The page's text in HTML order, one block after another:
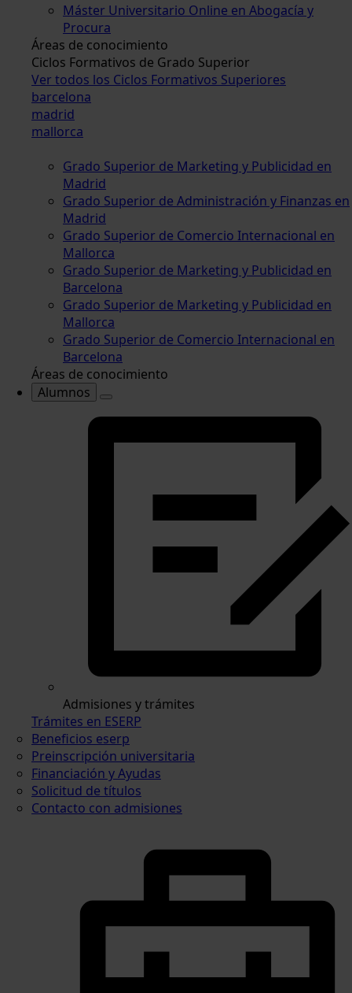
Máster Universitario Online en Abogacía y
Procura
Áreas de conocimiento
Ciclos Formativos de Grado Superior
Ver todos los Ciclos Formativos Superiores
barcelona
madrid
mallorca
Grado Superior de Marketing y Publicidad en
Madrid
Grado Superior de Administración y Finanzas en
Madrid
Grado Superior de Comercio Internacional en
Mallorca
Grado Superior de Marketing y Publicidad en
Barcelona
Grado Superior de Marketing y Publicidad en
Mallorca
Grado Superior de Comercio Internacional en
Barcelona
Áreas de conocimiento
Alumnos
Admisiones y trámites
Trámites en ESERP
Beneficios eserp
Preinscripción universitaria
Financiación y Ayudas
Solicitud de títulos
Contacto con admisiones